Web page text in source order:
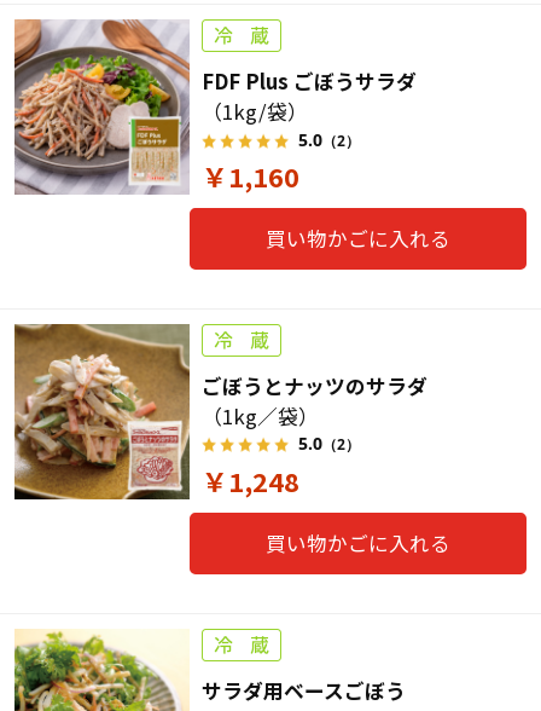
FDF Plus ごぼうサラダ
（1kg/袋）
5.0（2）
￥1,160
買い物かごに入れる
ごぼうとナッツのサラダ
（1kg／袋）
5.0（2）
￥1,248
買い物かごに入れる
サラダ用ベースごぼう